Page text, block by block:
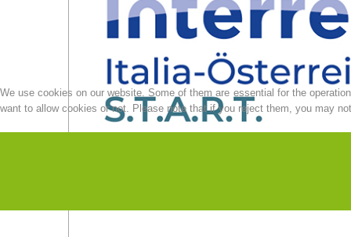
We use cookies on our website. Some of them are essential for the
want to allow cookies or not. Please note that if you reject them, you may